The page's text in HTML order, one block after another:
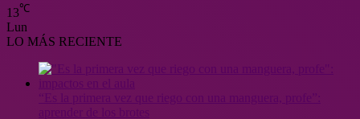
13℃
Lun
LO MÁS RECIENTE